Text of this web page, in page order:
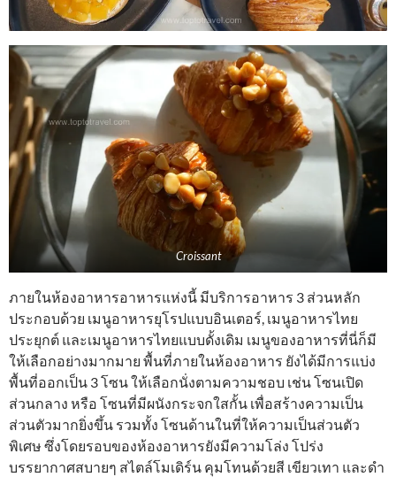
Croissant
ภายในห้องอาหารอาหารแห่งนี้ มีบริการอาหาร 3 ส่วนหลัก
ประกอบด้วย เมนูอาหารยุโรปแบบอินเตอร์, เมนูอาหารไทย
ประยุกต์ และเมนูอาหารไทยแบบดั้งเดิม เมนูของอาหารที่นี่ก็มี
ให้เลือกอย่างมากมาย พื้นที่ภายในห้องอาหาร ยังได้มีการแบ่ง
พื้นที่ออกเป็น 3 โซน ให้เลือกนั่งตามความชอบ เช่น โซนเปิด
ส่วนกลาง หรือ โซนที่มีผนังกระจกใสกั้น เพื่อสร้างความเป็น
ส่วนตัวมากยิ่งขึ้น รวมทั้ง โซนด้านในที่ให้ความเป็นส่วนตัว
พิเศษ ซึ่งโดยรอบของห้องอาหารยังมีความโล่ง โปร่ง
บรรยากาศสบายๆ สไตล์โมเดิร์น คุมโทนด้วยสี เขียวเทา และดำ